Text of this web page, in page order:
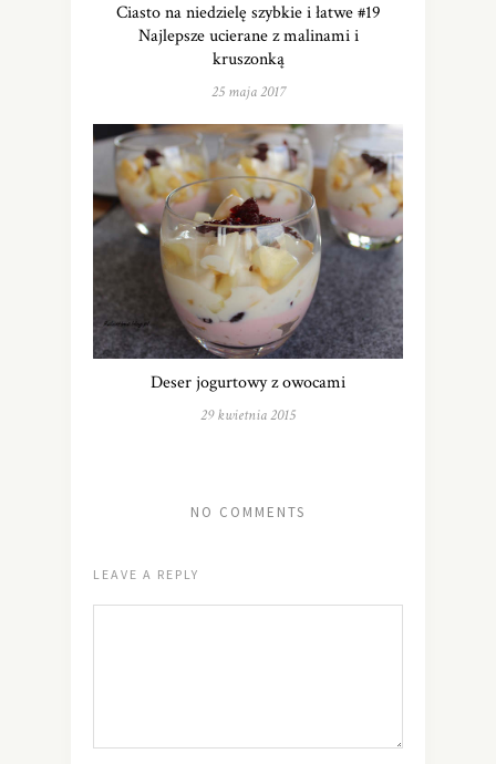
Ciasto na niedzielę szybkie i łatwe #19
Najlepsze ucierane z malinami i
kruszonką
25 maja 2017
Deser jogurtowy z owocami
29 kwietnia 2015
NO COMMENTS
LEAVE A REPLY